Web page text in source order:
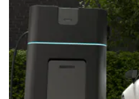
asmenims
Anykščių rajono
artimoje
2026-08-04